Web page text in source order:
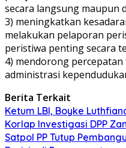
secara langsung maupun
3) meningkatkan
melakukan pelaporan
peristiwa penting secara
4) mendorong
administrasi
Berita Terkait
Ketum LBI, Boyke
Korlap Investigasi DPP
Satpol PP Tutup